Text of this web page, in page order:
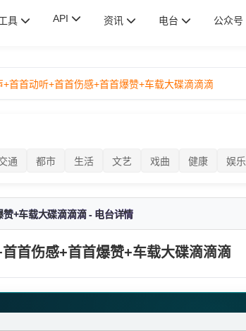
具 API 资讯 电台 公众号
首首动听+首首伤感+首首爆赞+车载大碟滴滴滴
通 都市 生活 文艺 戏曲 健康 娱乐
+车载大碟滴滴滴 - 电台详情
首伤感+首首爆赞+车载大碟滴滴滴